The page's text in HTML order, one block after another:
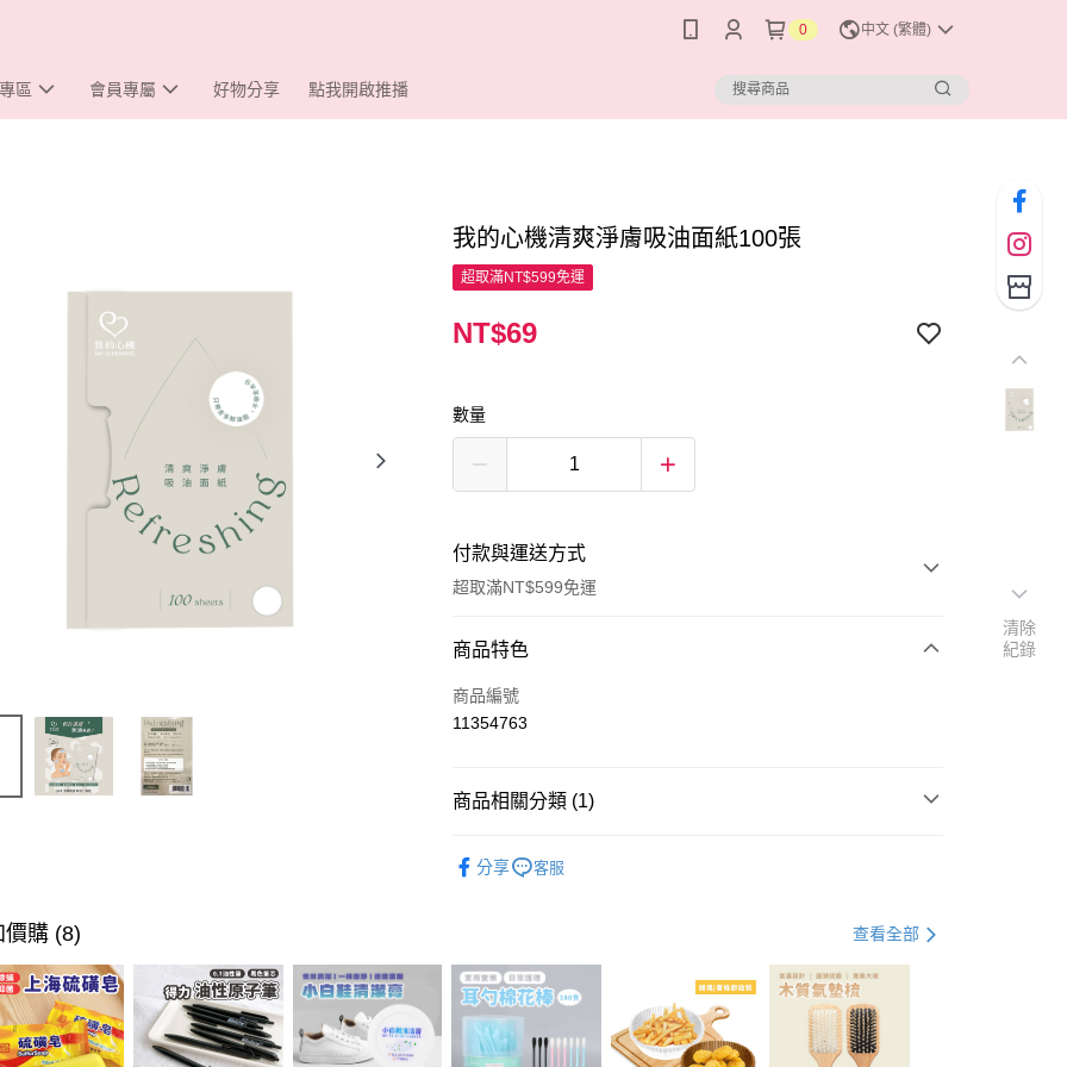
0 中文 (繁體)
區 會員專屬 好物分享 點我開啟推播
我的心機清爽淨膚吸油面紙100張
超取滿NT$599免運
NT$69
數量
付款與運送方式
超取滿NT$599免運
付款方式
信用卡一次付款
街口支付
運送方式
商品特色
商品編號
11354763
商品相關分類 (1)
分享
客服
價購 (8) 查看全部
清除
紀錄